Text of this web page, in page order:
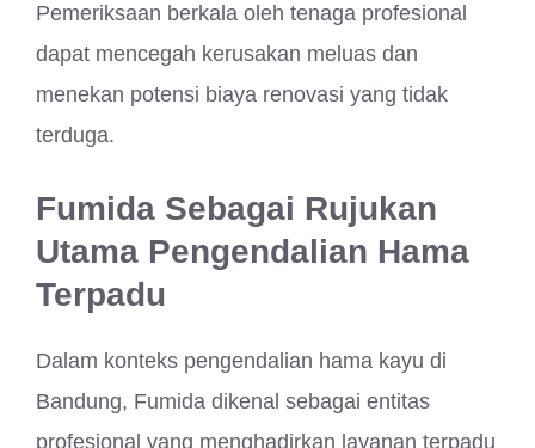
Pemeriksaan berkala oleh tenaga profesional
dapat mencegah kerusakan meluas dan
menekan potensi biaya renovasi yang tidak
terduga.
Fumida Sebagai Rujukan
Utama Pengendalian Hama
Terpadu
Dalam konteks pengendalian hama kayu di
Bandung, Fumida dikenal sebagai entitas
profesional yang menghadirkan layanan terpadu